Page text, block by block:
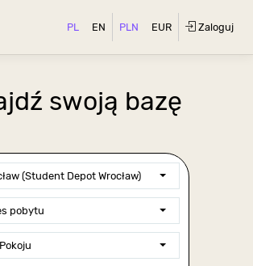
PL EN PLN EUR Zaloguj
swoją bazę
(Student Depot Wrocław)
pobytu